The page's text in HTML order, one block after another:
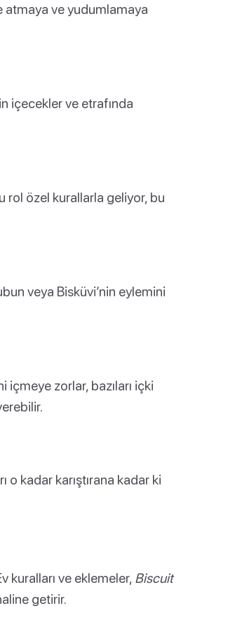
ve yudumlamaya
içecekler ve etrafında
rol özel kurallarla geliyor, bu
veya Bisküvi’nin eylemini
içmeye zorlar, bazıları içki
kadar karıştırana kadar ki
kuralları ve eklemeler, Biscuit
getirir.